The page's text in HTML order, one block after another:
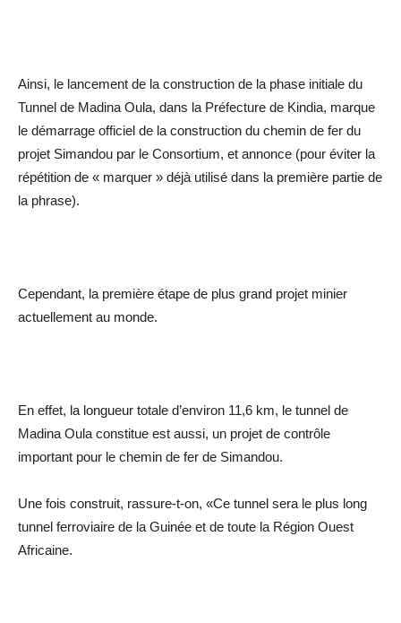
Ainsi, le lancement de la construction de la phase initiale du
Tunnel de Madina Oula, dans la Préfecture de Kindia, marque
le démarrage officiel de la construction du chemin de fer du
projet Simandou par le Consortium, et annonce (pour éviter la
répétition de « marquer » déjà utilisé dans la première partie de
la phrase).
Cependant, la première étape de plus grand projet minier
actuellement au monde.
En effet, la longueur totale d’environ 11,6 km, le tunnel de
Madina Oula constitue est aussi, un projet de contrôle
important pour le chemin de fer de Simandou.
Une fois construit, rassure-t-on, «Ce tunnel sera le plus long
tunnel ferroviaire de la Guinée et de toute la Région Ouest
Africaine.